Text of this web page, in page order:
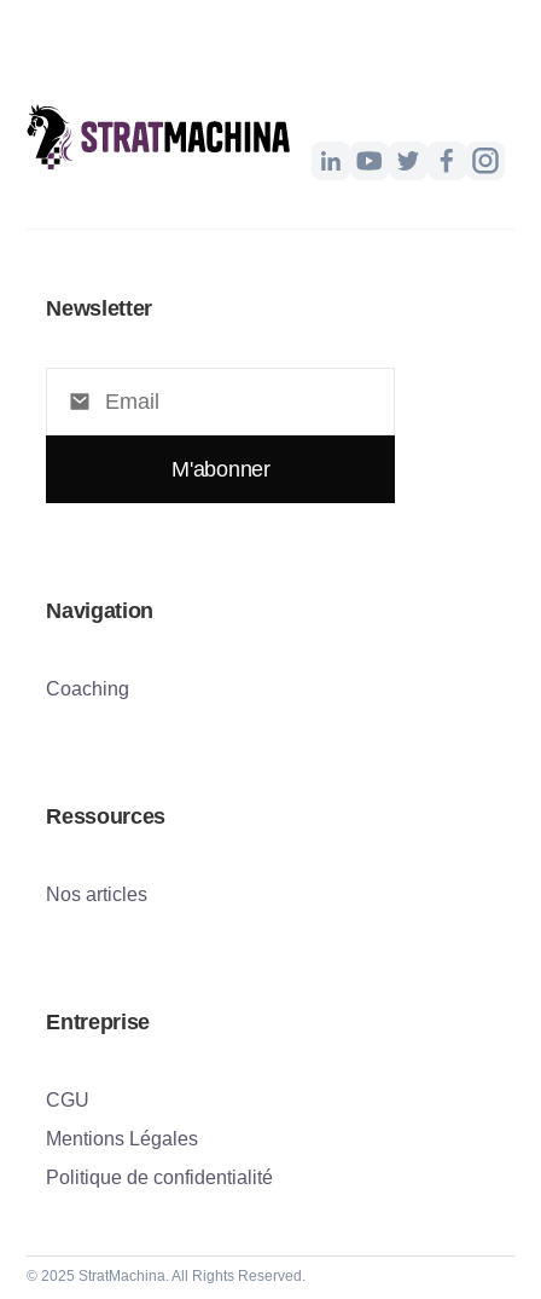
Navigation
Coaching
Ressources
Nos articles
Entreprise
CGU
Mentions Légales
Politique de confidentialité
Newsletter
© 2025 StratMachina. All Rights Reserved.